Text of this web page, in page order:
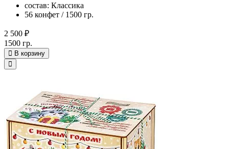
состав: Классика
56 конфет / 1500 гр.
2 500 ₽
1500 гр.
В корзину